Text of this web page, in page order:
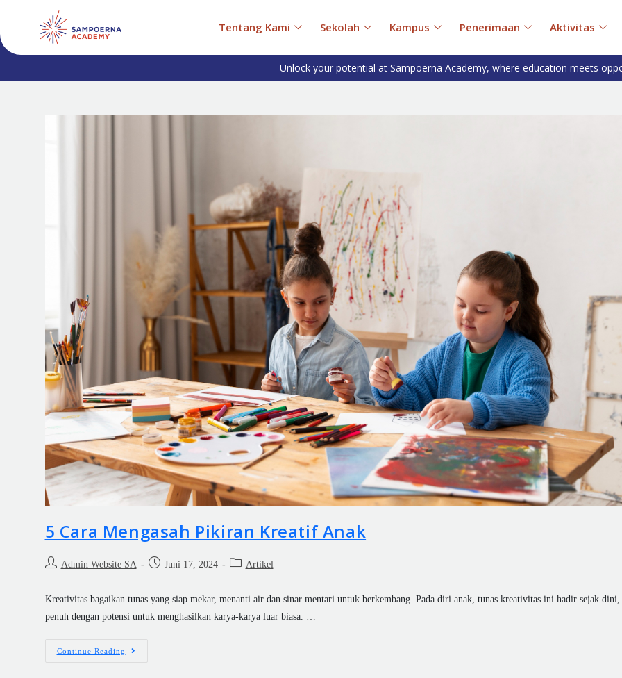
Tentang Kami Sekolah Kampus Penerimaan Aktivitas
Unlock your potential at Sampoerna Academy, where education meets
5 Cara Mengasah Pikiran Kreatif Anak
Admin Website SA Juni 17, 2024 Artikel
Kreativitas bagaikan tunas yang siap mekar, menanti air dan sinar mentari untuk berkembang. Pada diri anak, tunas kreativitas ini hadir sejak dini,
penuh dengan potensi untuk menghasilkan karya-karya luar biasa. …
Continue Reading